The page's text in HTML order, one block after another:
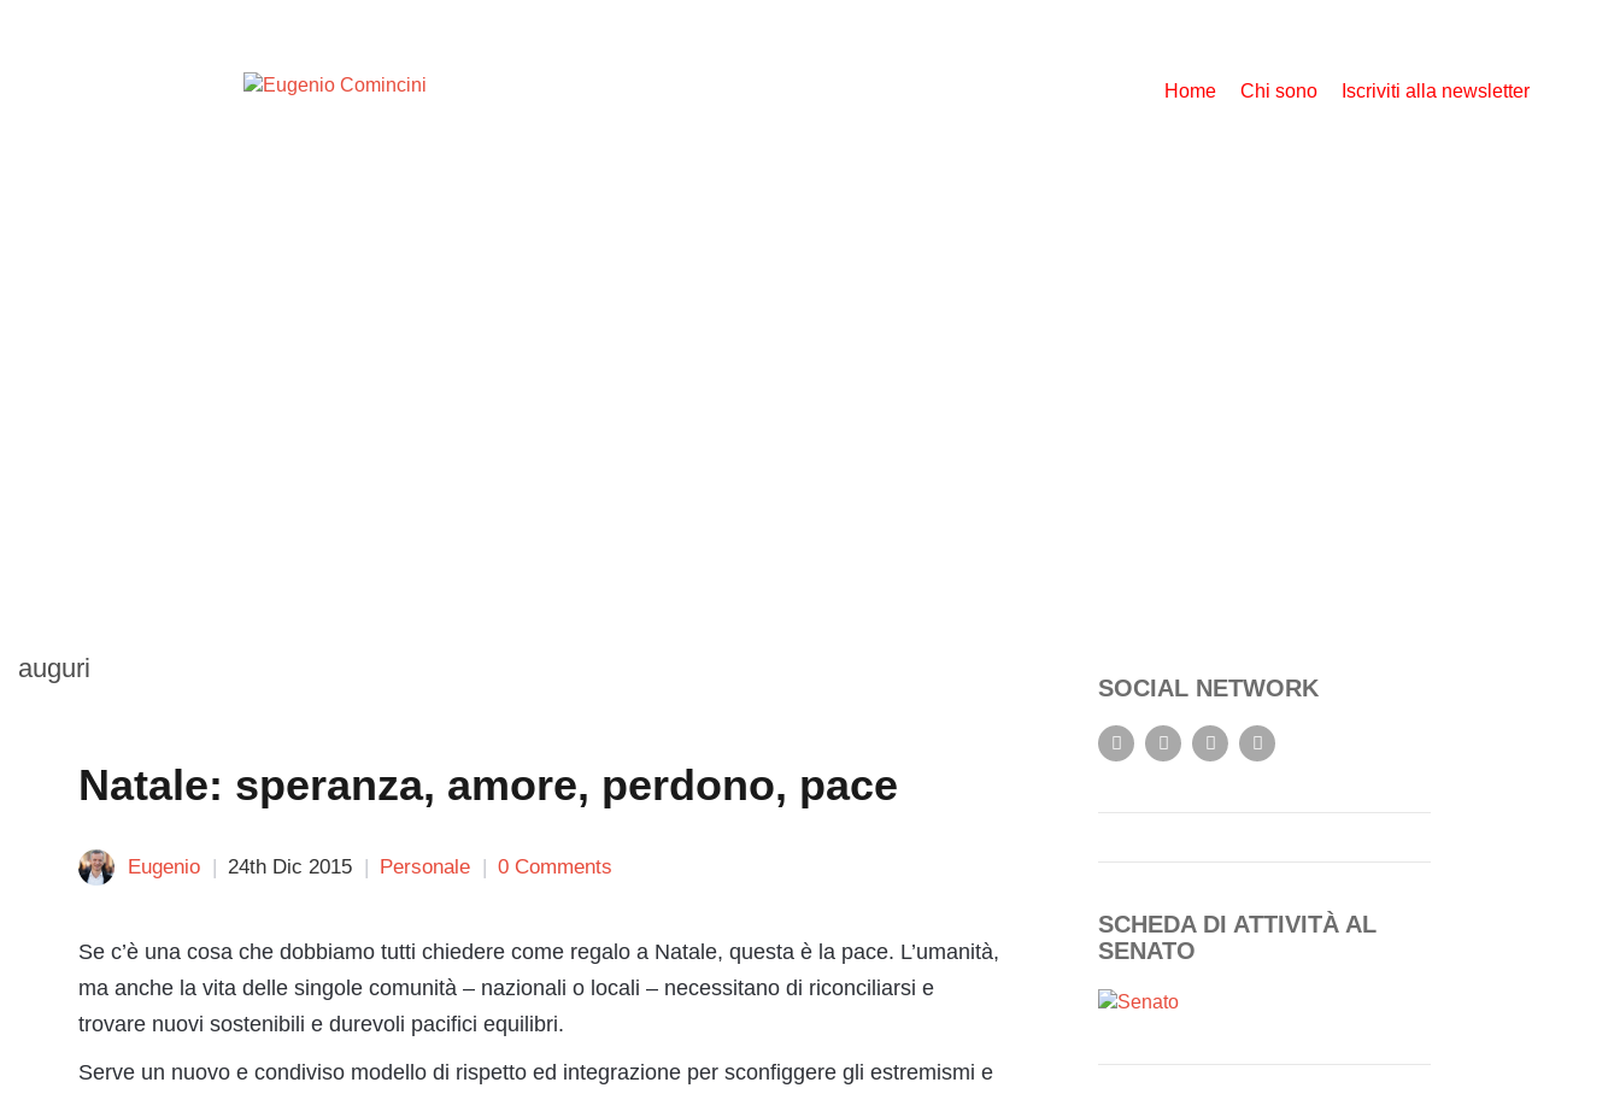
Home Chi sono Iscriviti alla newsletter
auguri
Natale: speranza, amore, perdono, pace
Eugenio 24th Dic 2015 Personale 0 Comments
Se c’è una cosa che dobbiamo tutti chiedere come regalo a Natale, questa è la pace. L’umanità,
ma anche la vita delle singole comunità – nazionali o locali – necessitano di riconciliarsi e
trovare nuovi sostenibili e durevoli pacifici equilibri.
Serve un nuovo e condiviso modello di rispetto ed integrazione per sconfiggere gli estremismi e
SOCIAL NETWORK
SCHEDA DI ATTIVITÀ AL
SENATO